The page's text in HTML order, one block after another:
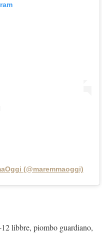
(@maremmaoggi)
libbre, piombo guardiano,